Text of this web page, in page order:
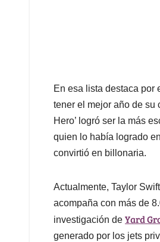
En esa lista destaca por
tener el mejor año de su
Hero’ logró ser la más
quien lo había logrado
convirtió en billonaria.
Actualmente, Taylor
acompaña con más de
investigación de Yard
generado por los jets